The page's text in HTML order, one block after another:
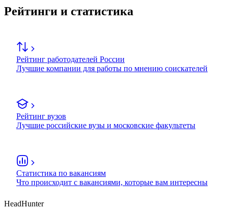
Рейтинги и статистика
Рейтинг работодателей России
Лучшие компании для работы по мнению соискателей
Рейтинг вузов
Лучшие российские вузы и московские факультеты
Статистика по вакансиям
Что происходит с вакансиями, которые вам интересны
HeadHunter